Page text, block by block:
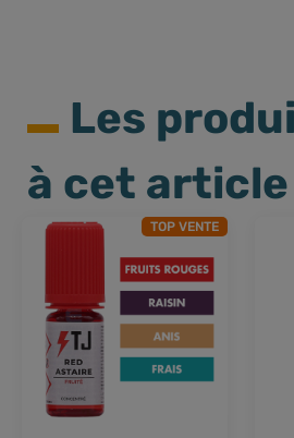
Les
à cet article
TOP VENTE